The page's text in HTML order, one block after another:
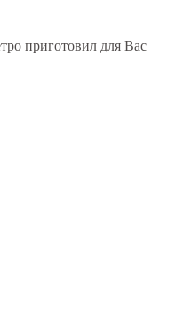
приготовил для Вас